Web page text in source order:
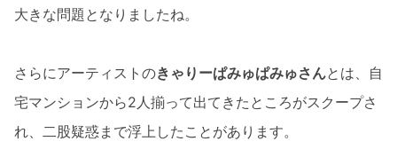
大きな問題となりましたね。
さらにアーティストのきゃりーぱみゅぱみゅさんとは、自
宅マンションから2人揃って出てきたところがスクープさ
れ、二股疑惑まで浮上したことがあります。